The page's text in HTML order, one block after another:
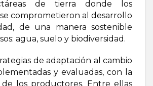
de tierra donde los
comprometieron al desarrollo
de una manera sostenible
agua, suelo y biodiversidad.
de adaptación al cambio
y evaluadas, con la
de los productores. Entre ellas